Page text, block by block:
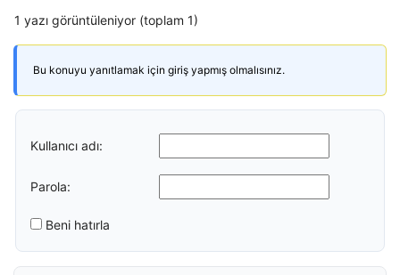
1 yazı görüntüleniyor (toplam 1)
Bu konuyu yanıtlamak için giriş yapmış olmalısınız.
Kullanıcı adı:
Parola:
Beni hatırla